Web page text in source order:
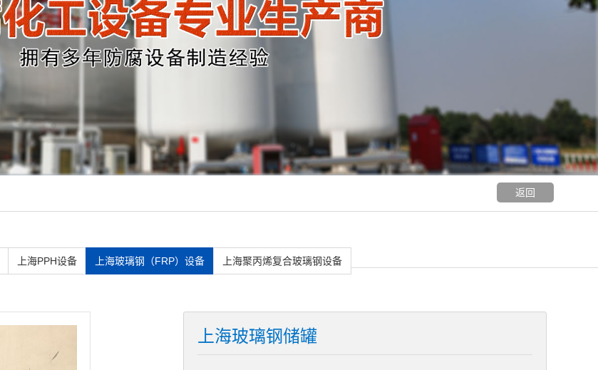
返回
上海PPH设备 上海玻璃钢（FRP）设备 上海聚丙烯复合玻璃钢设备
上海玻璃钢储罐